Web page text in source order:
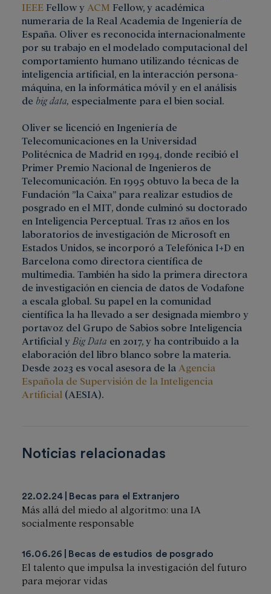
IEEE Fellow y ACM Fellow, y académica
numeraria de la Real Academia de Ingeniería de
España. Oliver es reconocida internacionalmente
por su trabajo en el modelado computacional del
comportamiento humano utilizando técnicas de
inteligencia artificial, en la interacción persona-
máquina, en la informática móvil y en el análisis
de big data, especialmente para el bien social.
​Oliver se licenció en Ingeniería de
Telecomunicaciones en la Universidad
Politécnica de Madrid en 1994, donde recibió el
Primer Premio Nacional de Ingenieros de
Telecomunicación. En 1995 obtuvo la beca de la
Fundación ”la Caixa” para realizar estudios de
posgrado en el MIT, donde culminó su doctorado
en Inteligencia Perceptual. Tras 12 años en los
laboratorios de investigación de Microsoft en
Estados Unidos, se incorporó a Telefónica I+D en
Barcelona como directora científica de
multimedia. También ha sido la primera directora
de investigación en ciencia de datos de Vodafone
a escala global. Su papel en la comunidad
científica la ha llevado a ser designada miembro y
portavoz del Grupo de Sabios sobre Inteligencia
Artificial y Big Data en 2017, y ha contribuido a la
elaboración del libro blanco sobre la materia.
Desde 2023 es vocal asesora de la Agencia
Española de Supervisión de la Inteligencia
Artificial (AESIA).
Noticias relacionadas
22.02.24 Becas para el Extranjero
Más allá del miedo al algoritmo: una IA
socialmente responsable
16.06.26 Becas de estudios de posgrado
El talento que impulsa la investigación del futuro
para mejorar vidas